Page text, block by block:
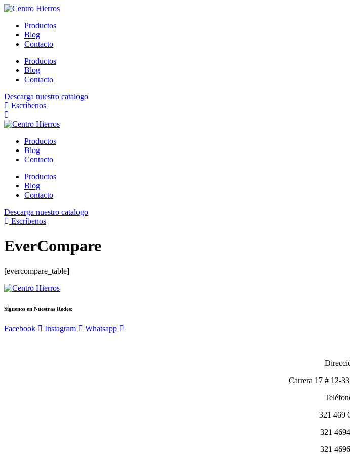
Ir
contenidoProductos
Blog
Contacto
Productos
Blog
Contacto
Descarga nuestro catalogo
Escríbenos
Productos
Blog
Contacto
Productos
Blog
Contacto
Descarga nuestro catalogo
Escríbenos
EverCompare
[evercompare_table]
Síguenos en Nuestras Redes:
Facebook Instagram Whatsapp
Carrera 17 # 12-
321 469
321
321